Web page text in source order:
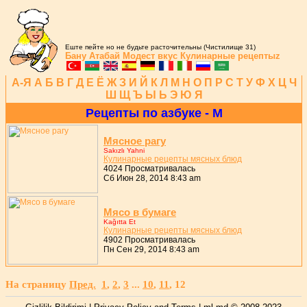
Еште пейте но не будьте расточительны (Чистилище 31)
Бану Атабай Модест вкус Кулинарные рецептыz
A-Я А Б В Г Д Е Ё Ж З И Й К Л М Н О П Р С Т У Ф Х Ц Ч
Ш Щ Ъ Ы Ь Э Ю Я
Рецепты по азбуке - М
Мясное pагу
Sakızlı Yahni
Кулинаpные pецепты мясных блюд
4024 Просматривалась
Сб Июн 28, 2014 8:43 am
Мясо в бумаге
Kağıtta Et
Кулинаpные pецепты мясных блюд
4902 Просматривалась
Пн Сен 29, 2014 8:43 am
На страницу Пред. 1, 2, 3 ... 10, 11, 12